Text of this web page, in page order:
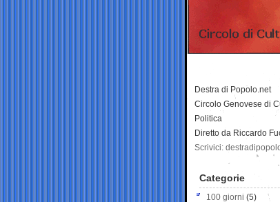
Destra di Popolo.net
Circolo Genovese di
Politica
Diretto da Riccardo
Scrivici:
Categorie
100 giorni (5)